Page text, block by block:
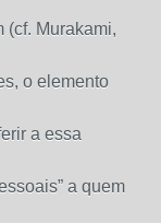
(cf. Murakami,
o elemento
a essa
a quem